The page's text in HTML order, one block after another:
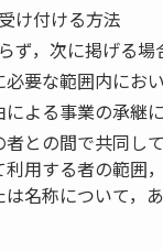
け付ける方法
ず，次に掲げる場
要な範囲内にお
よる事業の承継
との間で共同し
用する者の範囲
名称について，